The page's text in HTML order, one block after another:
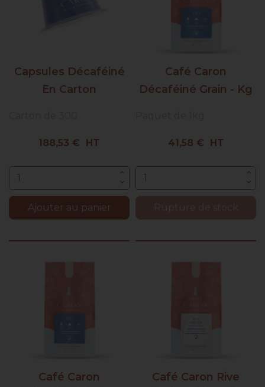
Capsules Décaféiné
En Carton
Prix
188,53 € HT
Ajouter au panier
Café Caron
Décaféiné Grain - Kg
Prix
41,58 € HT
Café Caron
Café Caron Rive